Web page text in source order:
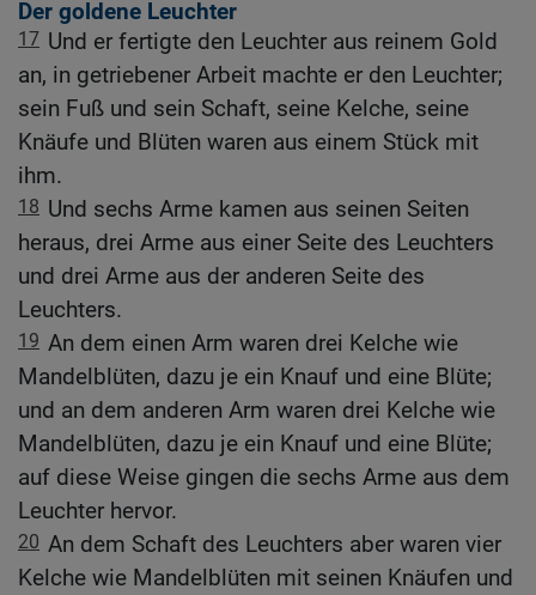
Der goldene Leuchter
17 Und er fertigte den Leuchter aus reinem Gold
an, in getriebener Arbeit machte er den Leuchter;
sein Fuß und sein Schaft, seine Kelche, seine
Knäufe und Blüten waren aus einem Stück mit
ihm.
18 Und sechs Arme kamen aus seinen Seiten
heraus, drei Arme aus einer Seite des Leuchters
und drei Arme aus der anderen Seite des
Leuchters.
19 An dem einen Arm waren drei Kelche wie
Mandelblüten, dazu je ein Knauf und eine Blüte;
und an dem anderen Arm waren drei Kelche wie
Mandelblüten, dazu je ein Knauf und eine Blüte;
auf diese Weise gingen die sechs Arme aus dem
Leuchter hervor.
20 An dem Schaft des Leuchters aber waren vier
Kelche wie Mandelblüten mit seinen Knäufen und